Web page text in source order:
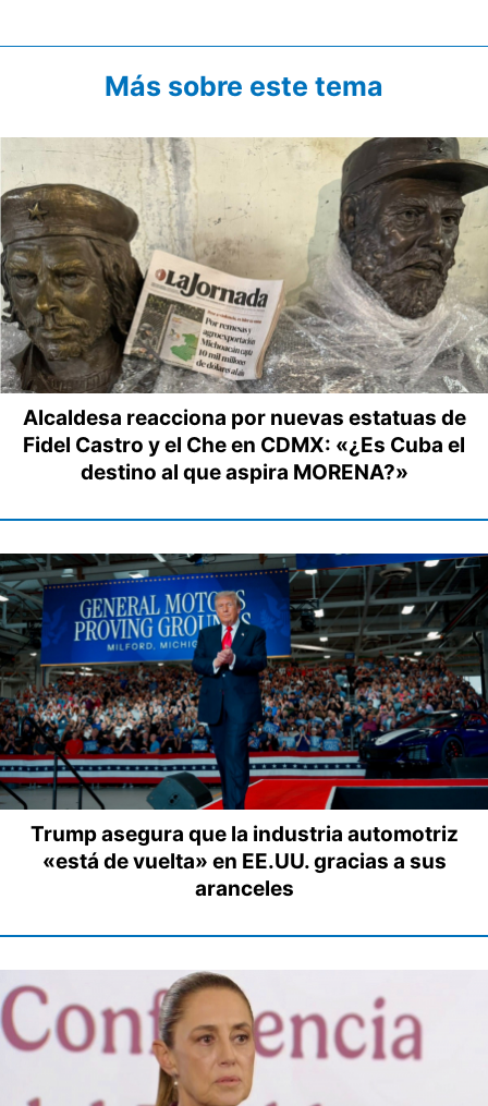
Más sobre este tema
Alcaldesa reacciona por nuevas estatuas de
Fidel Castro y el Che en CDMX: «¿Es Cuba el
destino al que aspira MORENA?»
Trump asegura que la industria automotriz
«está de vuelta» en EE.UU. gracias a sus
aranceles